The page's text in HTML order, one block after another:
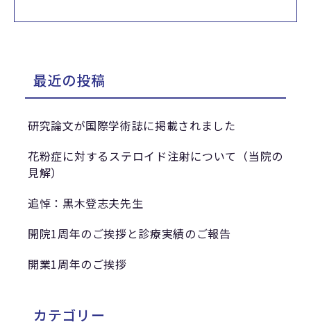
最近の投稿
研究論文が国際学術誌に掲載されました
花粉症に対するステロイド注射について（当院の
見解）
追悼：黒木登志夫先生
開院1周年のご挨拶と診療実績のご報告
開業1周年のご挨拶
カテゴリー